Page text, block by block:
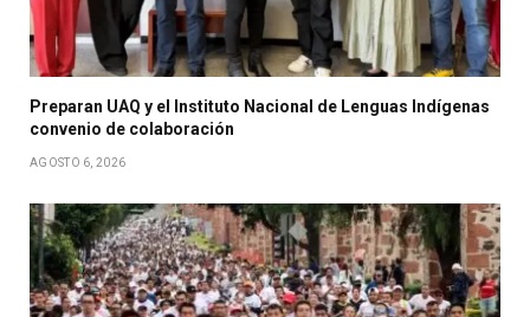
Preparan UAQ y el Instituto Nacional de Lenguas Indígenas
convenio de colaboración
AGOSTO 6, 2026